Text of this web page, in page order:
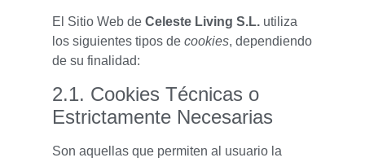
El Sitio Web de Celeste Living S.L. utiliza
los siguientes tipos de cookies, dependiendo
de su finalidad:
2.1. Cookies Técnicas o
Estrictamente Necesarias
Son aquellas que permiten al usuario la